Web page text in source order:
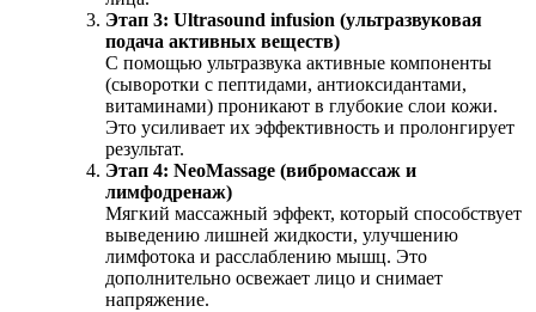
Этап 3: Ultrasound infusion (ультразвуковая
подача активных веществ)
С помощью ультразвука активные компоненты
(сыворотки с пептидами, антиоксидантами,
витаминами) проникают в глубокие слои кожи.
Это усиливает их эффективность и пролонгирует
результат.
Этап 4: NeoMassage (вибромассаж и
лимфодренаж)
Мягкий массажный эффект, который способствует
выведению лишней жидкости, улучшению
лимфотока и расслаблению мышц. Это
дополнительно освежает лицо и снимает
напряжение.